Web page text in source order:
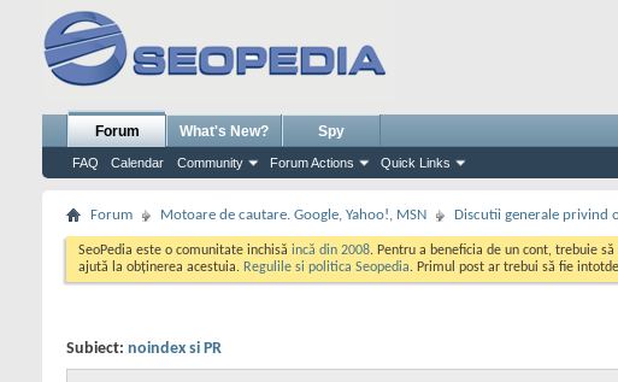
Forum
FAQ Calendar Community Forum Actions Quick Links
What's New? Spy
Forum Motoare de cautare. Google, Yahoo!, MSN Discutii generale privind
SeoPedia este o comunitate inchisă incă din 2008. Pentru a beneficia de un cont, trebuie
ajută la obținerea acestuia. Regulile si politica Seopedia. Primul post ar trebui să fie
Subiect: noindex si PR